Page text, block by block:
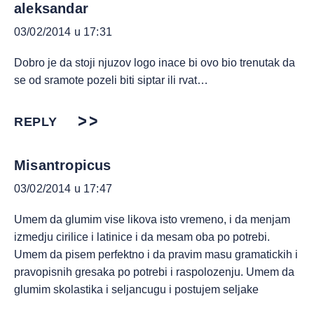
aleksandar
03/02/2014 u 17:31
Dobro je da stoji njuzov logo inace bi ovo bio trenutak da
se od sramote pozeli biti siptar ili rvat…
REPLY
Misantropicus
03/02/2014 u 17:47
Umem da glumim vise likova isto vremeno, i da menjam
izmedju cirilice i latinice i da mesam oba po potrebi.
Umem da pisem perfektno i da pravim masu gramatickih i
pravopisnih gresaka po potrebi i raspolozenju. Umem da
glumim skolastika i seljancugu i postujem seljake